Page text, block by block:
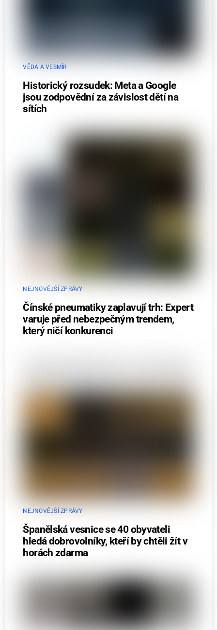
VĚDA A VESMÍR
Historický rozsudek: Meta a Google
jsou zodpovědní za závislost dětí na
sítích
NEJNOVĚJŠÍ ZPRÁVY
Čínské pneumatiky zaplavují trh: Expert
varuje před nebezpečným trendem,
který ničí konkurenci
NEJNOVĚJŠÍ ZPRÁVY
Španělská vesnice se 40 obyvateli
hledá dobrovolníky, kteří by chtěli žít v
horách zdarma